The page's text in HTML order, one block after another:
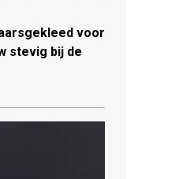
voor
stevig bij de